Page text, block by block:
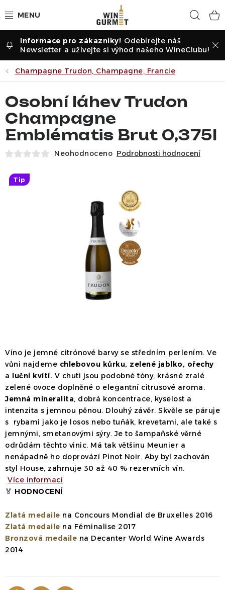
na
Vína dle druhu
Vína dle příležitosti
Dle vinařství
Vína dle země
Degustační sady
Kontakty
Vinné zážitky
Odebírejte náš
Newsletter a užívejte si výhod našeho WineClubu!
Champagne Trudon, Champagne, Francie
Víno je jemné citrónové barvy se středním perlením. Ve
vůni najdeme chlebovou kůrku, zelené jablko, ořechy
a luční kvítí. V chuti jsou podobné tóny, krásné zralé
zelené ovoce doplněné o elegantní citrusové aroma.
Jemná mineralita, dobrá koncentrace, kyselost a
intenzita s jemnou pěnou. Dlouhý závěr. Skvěle se páruje
s rybami jako je losos nebo tuňák, krevetami, ale také s
jemnými, smetanovými sýry.Je to šampaňské věrné
odrůdám těchto vinic. Má tak většinu Meunier a
nenápadně ho doprovází Pinot Noir. Aby byl zachován
styl House, zahrnuje 30 až 40 % rezervních vín.
Více informací
🏅 HODNOCENÍ
Zlatá medaile na Concours Mondial de Bruxelles 2016
Zlatá medaile na Féminalise 2017
Bronzová medaile na Decanter World Wine Awards
2014
Osobní láhev Trudon
Champagne
Emblématis Brut 0,375l
Neohodnoceno Podrobnosti hodnocení
Tip